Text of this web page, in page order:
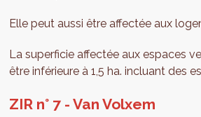
Elle peut aussi être affectée aux
La superficie affectée aux espaces
être inférieure à 1,5 ha. incluant des
ZIR n° 7 - Van Volxem